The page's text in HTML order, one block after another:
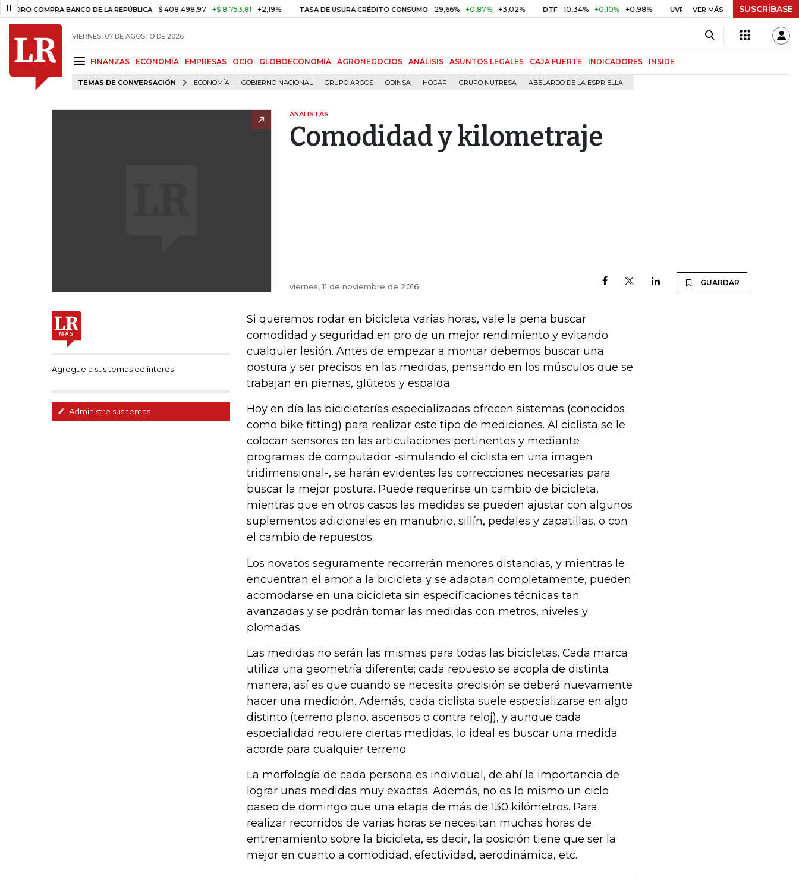
COMPRA BANCO DE LA REPÚBLICA $ 408.498,97 +$ 8.753,81 +2,19% TASA DE USURA CRÉDITO CONSUMO 29,66% +0,87% +3,02% DTF 10,34% +0,10% +0,98% UVR $ 416,91 +$ 0,05 +0,01% BITCOIN
VER MÁS SUSCRÍBASE
VIERNES, 07 DE AGOSTO DE 2026
FINANZAS ECONOMÍA EMPRESAS OCIO GLOBOECONOMÍA AGRONEGOCIOS ANÁLISIS ASUNTOS LEGALES CAJA FUERTE INDICADORES INSIDE
TEMAS DE CONVERSACIÓN ECONOMÍA GOBIERNO NACIONAL GRUPO ARGOS ODINSA HOGAR GRUPO NUTRESA ABELARDO DE LA ESPRIELLA
ANALISTAS
Comodidad y kilometraje
viernes, 11 de noviembre de 2016 GUARDAR
Agregue a sus temas de interés
Administre sus temas
Si queremos rodar en bicicleta varias horas, vale la pena buscar
comodidad y seguridad en pro de un mejor rendimiento y evitando
cualquier lesión. Antes de empezar a montar debemos buscar una
postura y ser precisos en las medidas, pensando en los músculos que se
trabajan en piernas, glúteos y espalda.
Hoy en día las bicicleterías especializadas ofrecen sistemas (conocidos
como bike fitting) para realizar este tipo de mediciones. Al ciclista se le
colocan sensores en las articulaciones pertinentes y mediante
programas de computador -simulando el ciclista en una imagen
tridimensional-, se harán evidentes las correcciones necesarias para
buscar la mejor postura. Puede requerirse un cambio de bicicleta,
mientras que en otros casos las medidas se pueden ajustar con algunos
suplementos adicionales en manubrio, sillín, pedales y zapatillas, o con
el cambio de repuestos.
Los novatos seguramente recorrerán menores distancias, y mientras le
encuentran el amor a la bicicleta y se adaptan completamente, pueden
acomodarse en una bicicleta sin especificaciones técnicas tan
avanzadas y se podrán tomar las medidas con metros, niveles y
plomadas.
Las medidas no serán las mismas para todas las bicicletas. Cada marca
utiliza una geometría diferente; cada repuesto se acopla de distinta
manera, así es que cuando se necesita precisión se deberá nuevamente
hacer una medición. Además, cada ciclista suele especializarse en algo
distinto (terreno plano, ascensos o contra reloj), y aunque cada
especialidad requiere ciertas medidas, lo ideal es buscar una medida
acorde para cualquier terreno.
La morfología de cada persona es individual, de ahí la importancia de
lograr unas medidas muy exactas. Además, no es lo mismo un ciclo
paseo de domingo que una etapa de más de 130 kilómetros. Para
realizar recorridos de varias horas se necesitan muchas horas de
entrenamiento sobre la bicicleta, es decir, la posición tiene que ser la
mejor en cuanto a comodidad, efectividad, aerodinámica, etc.